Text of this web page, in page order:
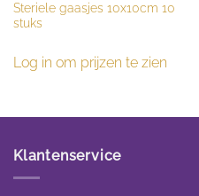
Steriele gaasjes 10x10cm 10
stuks
Log in om prijzen te zien
Klantenservice